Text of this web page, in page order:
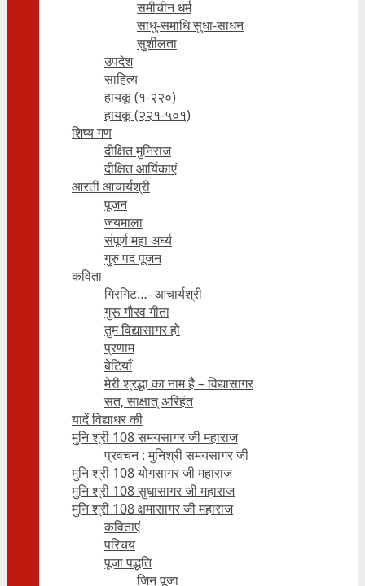
समीचीन धर्म
साधु-समाधि सुधा-साधन
सुशीलता
उपदेश
साहित्य
हायकू (१‍-२२०)
हायकू (२२१-५०१)
शिष्य गण
दीक्षित मुनिराज
दीक्षित आर्यिकाएं
आरती आचार्यश्री
पूजन
जयमाला
संपूर्ण महा अर्घ्य
गुरु पद पूजन
कविता
गिरगिट…- आचार्यश्री
गुरू गौरव गीता
तुम विद्यासागर हो
प्रणाम
बेटियाँ
मेरी श्रद्धा का नाम है – विद्यासागर
संत, साक्षात् अरिहंत
यादें विद्याधर की
मुनि श्री 108 समयसागर जी महाराज
प्रवचन : मुनिश्री समयसागर जी
मुनि श्री 108 योगसागर जी महाराज
मुनि श्री 108 सुधासागर जी महाराज
मुनि श्री 108 क्षमासागर जी महाराज
कविताएं
परिचय
पूजा पद्धति
जिन पूजा